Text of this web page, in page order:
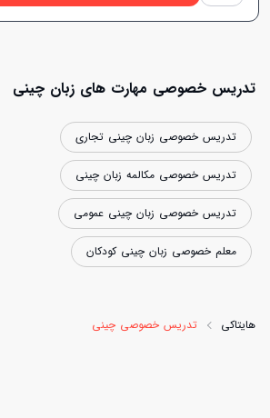
تدریس خصوصی مهارت های زبان چینی
تدریس خصوصی زبان چینی تجاری
تدریس خصوصی مکالمه زبان چینی
تدریس خصوصی زبان چینی عمومی
معلم خصوصی زبان چینی کودکان
هایتاکی تدریس خصوصی چینی